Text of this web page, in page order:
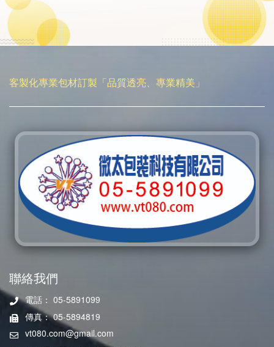
客製化專業包材訂製「品質透亮、專業精美」
聯絡我們
電話： 05-5891099
傳真： 05-5894819
vt080.com@gmail.com